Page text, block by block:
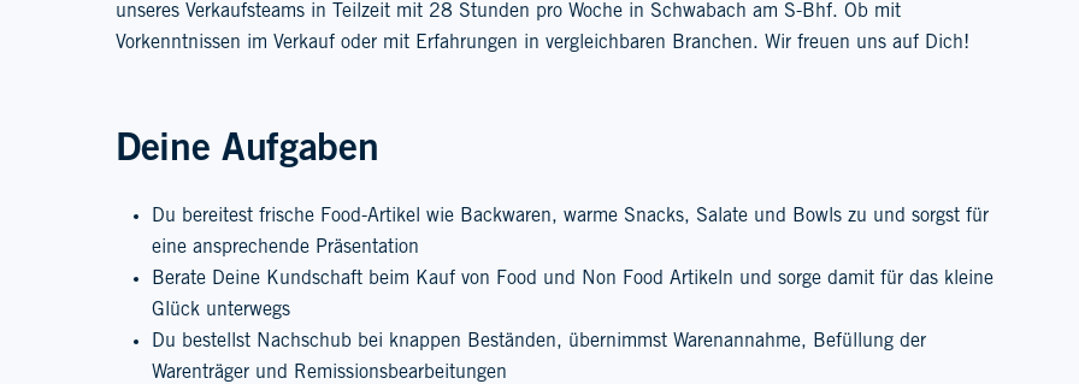
unseres Verkaufsteams in Teilzeit mit 28 Stunden pro Woche in Schwabach am S-Bhf. Ob mit
Vorkenntnissen im Verkauf oder mit Erfahrungen in vergleichbaren Branchen. Wir freuen uns auf Dich!
Deine Aufgaben
Du bereitest frische Food-Artikel wie Backwaren, warme Snacks, Salate und Bowls zu und sorgst für
eine ansprechende Präsentation
Berate Deine Kundschaft beim Kauf von Food und Non Food Artikeln und sorge damit für das kleine
Glück unterwegs
Du bestellst Nachschub bei knappen Beständen, übernimmst Warenannahme, Befüllung der
Warenträger und Remissionsbearbeitungen